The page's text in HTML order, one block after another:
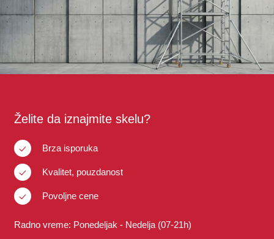
Želite da iznajmite skelu?
Brza isporuka
Kvalitet, pouzdanost
Povoljne cene
Radno vreme: Ponedeljak - Nedelja (07-21h)